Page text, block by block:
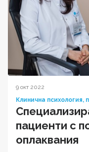
9 окт 2022
Клинична психология,
пациенти с
оплаквания